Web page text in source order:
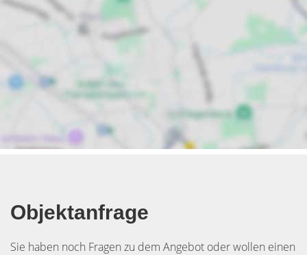
Objektanfrage
Sie haben noch Fragen zu dem Angebot oder wollen einen